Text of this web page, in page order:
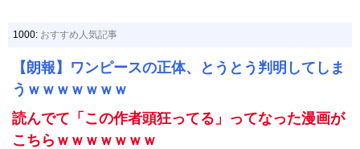
1000: おすすめ人気記事
【朗報】ワンピースの正体、とうとう判明してしま
うｗｗｗｗｗｗｗ
読んでて「この作者頭狂ってる」ってなった漫画が
こちらｗｗｗｗｗｗｗ